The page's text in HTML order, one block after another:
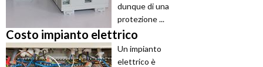
dunque di una
protezione ...
Costo impianto elettrico
Un impianto
elettrico è